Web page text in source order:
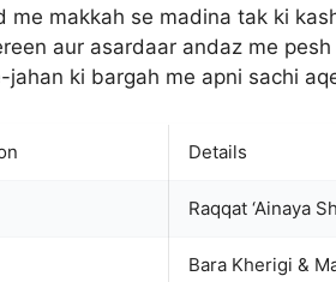
me makkah se madina tak ki
aur asardaar andaz me
jahan ki bargah me apni sachi
Details
Raqqat ‘Ainaya
Bara Kherigi &